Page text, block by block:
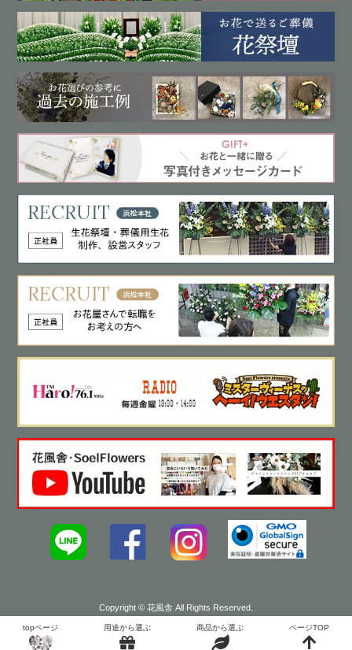
Copyright © 花風舎 All Rights Reserved.
topページ 用途から選ぶ 商品から選ぶ ページTOP